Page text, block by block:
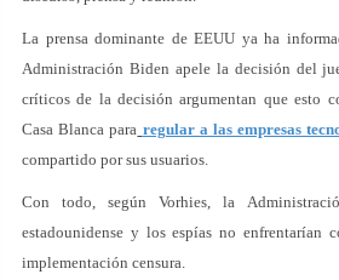
La prensa dominante de EEUU ya ha
Administración Biden apele la decisión del
críticos de la decisión argumentan que esto
Casa Blanca para regular a las empresas
compartido por sus usuarios.
Con todo, según Vorhies, la
estadounidense y los espías no enfrentarían
implementación censura.